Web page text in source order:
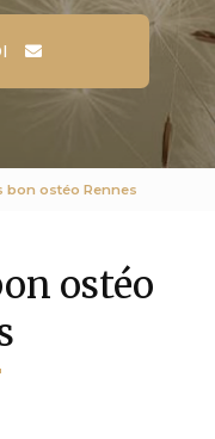
bon ostéo Rennes
ostéo